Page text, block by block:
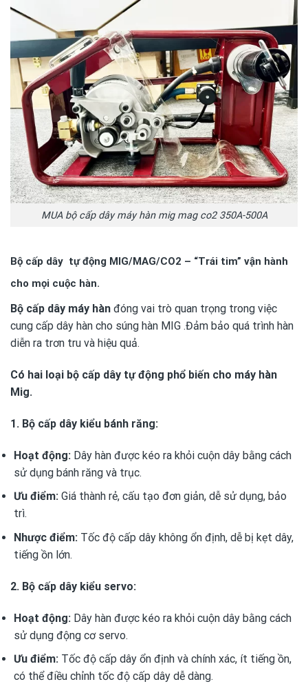
MUA bộ cấp dây máy hàn mig mag co2 350A-500A
Bộ cấp dây tự động MIG/MAG/CO2 – “Trái tim” vận hành
cho mọi cuộc hàn.
Bộ cấp dây máy hàn đóng vai trò quan trọng trong việc
cung cấp dây hàn cho súng hàn MIG .Đảm bảo quá trình hàn
diễn ra trơn tru và hiệu quả.
Có hai loại bộ cấp dây tự động phổ biến cho máy hàn
Mig.
1. Bộ cấp dây kiểu bánh răng:
Hoạt động:Dây hàn được kéo ra khỏi cuộn dây bằng cách
sử dụng bánh răng và trục.
Ưu điểm:Giá thành rẻ, cấu tạo đơn giản, dễ sử dụng, bảo
trì.
Nhược điểm:Tốc độ cấp dây không ổn định, dễ bị kẹt dây,
tiếng ồn lớn.
2. Bộ cấp dây kiểu servo:
Hoạt động:Dây hàn được kéo ra khỏi cuộn dây bằng cách
sử dụng động cơ servo.
Ưu điểm:Tốc độ cấp dây ổn định và chính xác, ít tiếng ồn,
có thể điều chỉnh tốc độ cấp dây dễ dàng.